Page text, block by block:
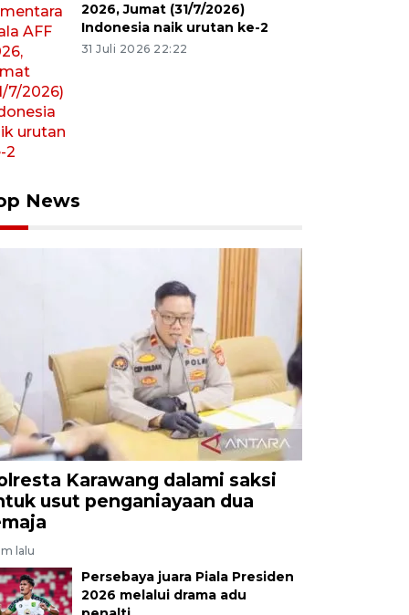
2026, Jumat (31/7/2026)
Indonesia naik urutan ke-2
31 Juli 2026 22:22
News
Karawang dalami saksi
usut penganiayaan dua
lalu
Persebaya juara Piala Presiden
2026 melalui drama adu